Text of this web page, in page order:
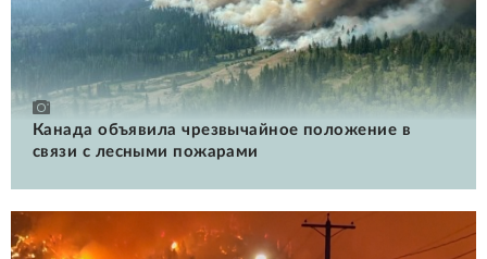
Канада объявила чрезвычайное положение в
связи с лесными пожарами